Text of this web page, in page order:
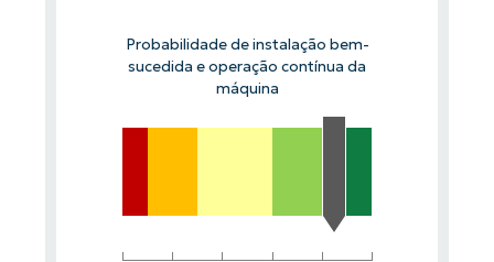
Probabilidade de instalação bem-
sucedida e operação contínua da
máquina